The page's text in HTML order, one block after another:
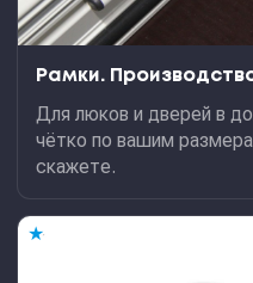
Рамки.
Для люков и дверей в
чётко по вашим
скажете.
★